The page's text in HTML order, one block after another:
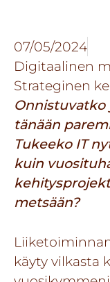
07/05/2024
Digitaalinen
Strateginen
Onnistuvatko
tänään
Tukeeko IT
kuin
metsään?
käyty vilkasta